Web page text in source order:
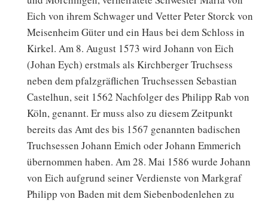
Eich von ihrem Schwager und Vetter Peter Storck von
Meisenheim Güter und ein Haus bei dem Schloss in
Kirkel. Am 8. August 1573 wird Johann von Eich
(Johan Eych) erstmals als Kirchberger Truchsess
neben dem pfalzgräflichen Truchsessen Sebastian
Castelhun, seit 1562 Nachfolger des Philipp Rab von
Köln, genannt. Er muss also zu diesem Zeitpunkt
bereits das Amt des bis 1567 genannten badischen
Truchsessen Johann Emich oder Johann Emmerich
übernommen haben. Am 28. Mai 1586 wurde Johann
von Eich aufgrund seiner Verdienste von Markgraf
Philipp von Baden mit dem Siebenbodenlehen zu